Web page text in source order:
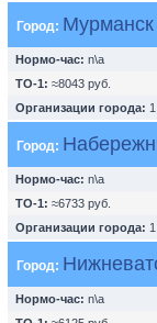
Город: Мурманск
Нормо-час: n\a
ТО-1: ≈8043 руб.
Организации города: 1
Город:
Нормо-час: n\a
ТО-1: ≈6733 руб.
Организации города: 1
Город:
Нормо-час: n\a